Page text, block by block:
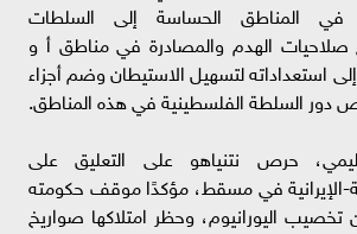
في المناطق الحساسة إلى السلطات
صلاحيات الهدم والمصادرة في مناطق أ و
استعداداته لتسهيل الاستيطان وضم أجزاء
دور السلطة الفلسطينية في هذه المناطق.
حرص نتنياهو على التعليق على
الإيرانية في مسقط، مؤكدًا موقف حكومته
تخصيب اليورانيوم، وحظر امتلاكها صواريخ